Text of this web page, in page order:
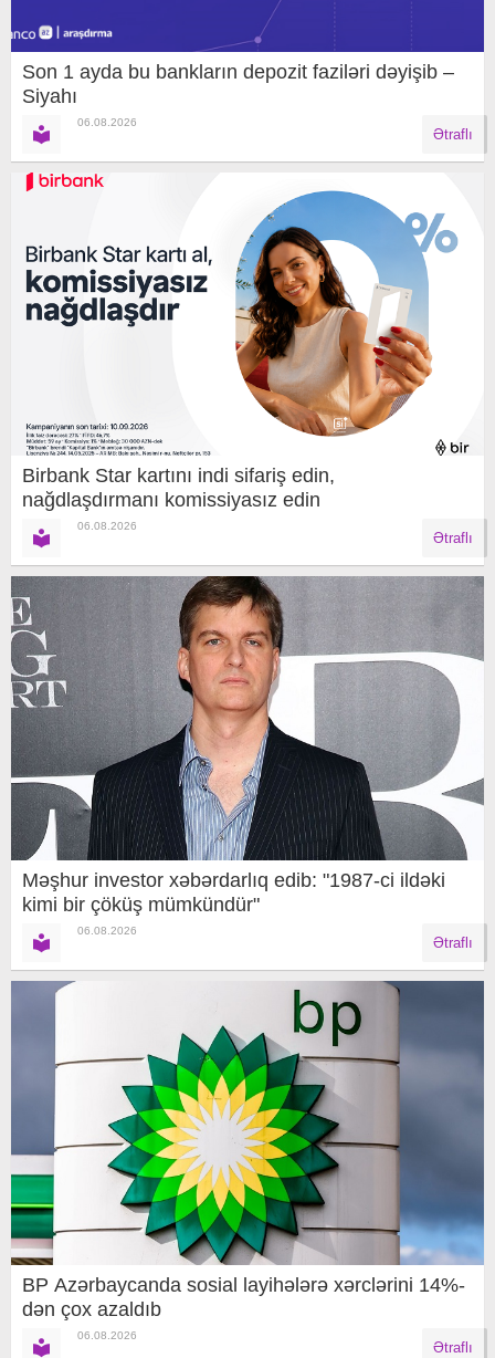
Son 1 ayda bu bankların depozit faziləri dəyişib –
Siyahı
06.08.2026
Ətraflı
Birbank Star kartını indi sifariş edin,
nağdlaşdırmanı komissiyasız edin
06.08.2026
Ətraflı
Məşhur investor xəbərdarlıq edib: "1987-ci ildəki
kimi bir çöküş mümkündür"
06.08.2026
Ətraflı
BP Azərbaycanda sosial layihələrə xərclərini 14%-
dən çox azaldıb
06.08.2026
Ətraflı